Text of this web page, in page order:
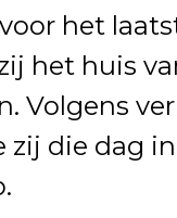
het
het huis
Volgens
die dag